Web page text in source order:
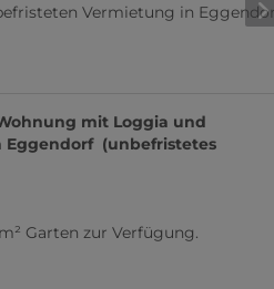
mit Loggia und
Eggendorf (unbefristetes
Garten zur Verfügung.